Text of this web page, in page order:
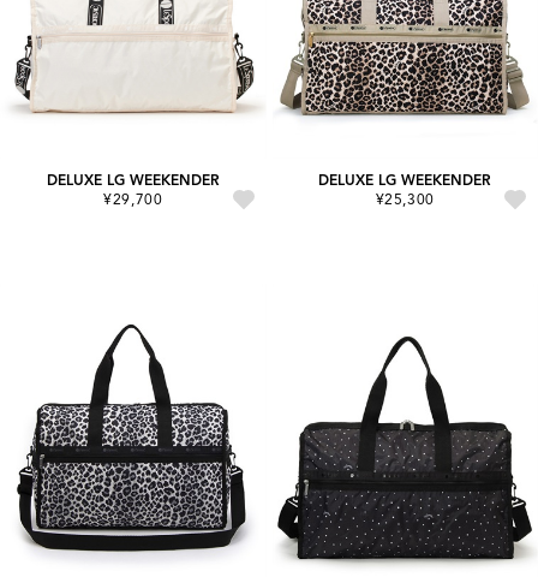
DELUXE LG WEEKENDER
¥29,700
DELUXE LG WEEKENDER
¥25,300